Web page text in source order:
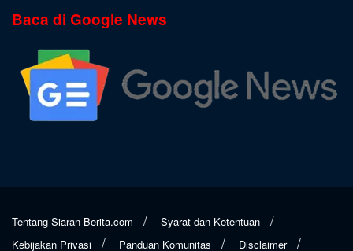
Baca di Google News
Tentang Siaran-Berita.com
Syarat dan Ketentuan
Kebijakan Privasi
Panduan Komunitas Disclaimer